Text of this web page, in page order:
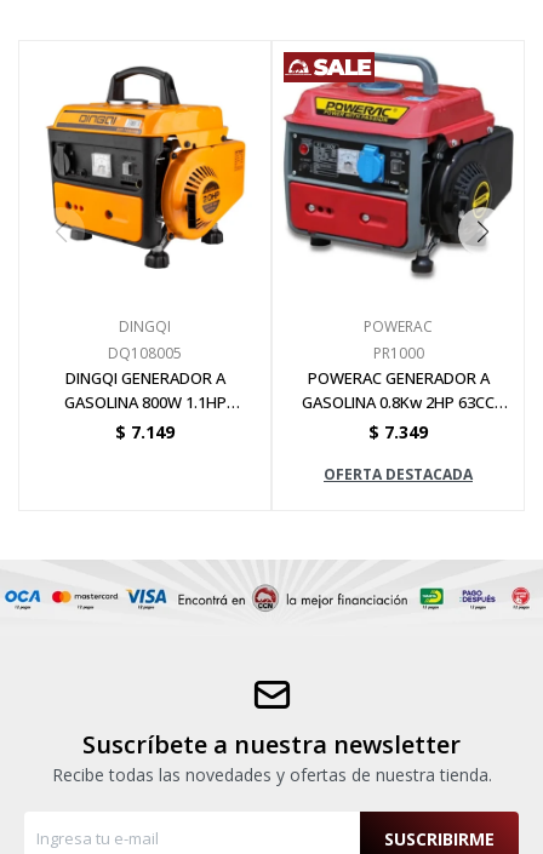
DINGQI
DQ108005
DINGQI GENERADOR A
GASOLINA 800W 1.1HP
ARRANQUE MANUAL
$ 7.149
POWERAC
PR1000
POWERAC GENERADOR A
GASOLINA 0.8Kw 2HP 63CC
ARRANQUE MANUAL
$ 7.349
OFERTA DESTACADA
Suscríbete a nuestra newsletter
Recibe todas las novedades y ofertas de nuestra tienda.
SUSCRIBIRME
Piscinas e Inflables
Sanitaria
Soldadoras y Accesorios